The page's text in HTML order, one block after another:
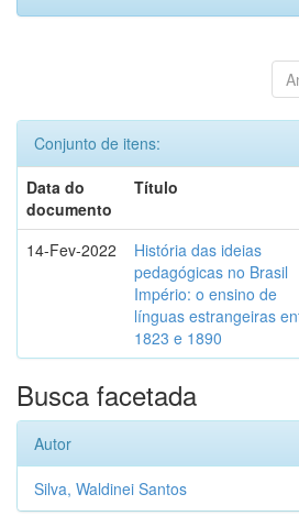
Conjunto de itens:
Data do
documento
Título
14-Fev-2022
História das ideias
pedagógicas no Brasil
Império: o ensino de
línguas estrangeiras
1823 e 1890
Busca facetada
Autor
Silva, Waldinei Santos